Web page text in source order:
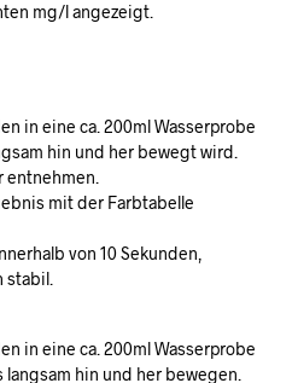
mg/l angezeigt.
in eine ca. 200ml Wasserprobe
hin und her bewegt wird.
entnehmen.
mit der Farbtabelle
von 10 Sekunden,
stabil.
in eine ca. 200ml Wasserprobe
hin und her bewegen.